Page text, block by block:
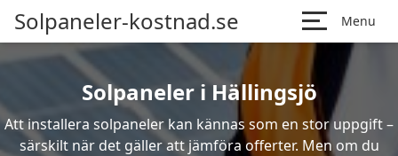
Solpaneler-kostnad.se Menu
Solpaneler i Hällingsjö
Att installera solpaneler kan kännas som en stor uppgift –
särskilt när det gäller att jämföra offerter. Men om du